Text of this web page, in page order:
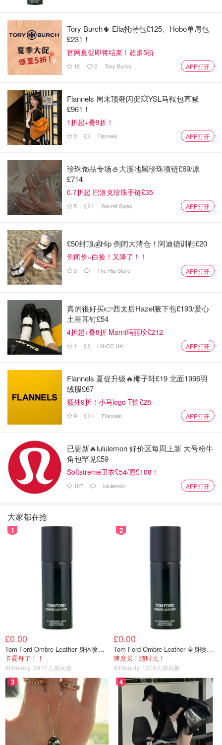
成风格鲜明、定位互补的奢侈铁三角，行业普遍预计，这将
重塑全球奢侈品格局，也将成为未来几年时尚圈最值得关注
的重组案例。
来源：
ctvnews封面：AP Photo/Gregorio Borgia
「该长文章来自@OOliviaZZ-加拿大省钱快报，版权归原作
者所有」
如果你喜欢我们的文章记得❤喜欢+⭐收藏+📣分享
小编服务号（DMxQianDuoDuo）了解更多英国优质折扣和攻略
内容~
Tory Burch🌵 Ella托特包£125、Hobo单肩包
£231！
官网夏促即将结束！超多5折
12 2 Tory Burch APP打开
Flannels 周末顶奢闪促💥YSL马鞍包直减
£961！
1折起+叠9折！
2 Flannels APP打开
珍珠饰品专场🦪大溪地黑珍珠项链£69/原
£714
0.7折起 巴洛克珍珠手链£35
5 1 Secret Sales APP打开
£50封顶💰Hip 倒闭大清仓！阿迪德训鞋£20
倒闭价=白捡！又降了！！
3 The Hip Store APP打开
真的很好买👉西太后Hazel腋下包£193/爱心
土星耳钉£54
4折起+叠8折 Marni玛丽珍£212
4 LN-CC UK APP打开
Flannels 夏促升级🔥椰子鞋£19 北面1996羽
绒服£67
额外9折！小马logo T恤£28
9 1 Flannels APP打开
已更新🔥lululemon 好价区每周上新 大号粉牛
角包罕见£59
Softstreme卫衣£54/原£108！
107 lululemon APP打开
大家都在抢
1
£0.00
Tom Ford Ombre Leather 身体喷雾 150ml
卡霸哥了！！
AllBeauty 2470人感兴趣
2
£0.00
Tom Ford Ombre Leather 全身喷雾 150ml
速度买！随时无！
AllBeauty 1378人感兴趣
3 4